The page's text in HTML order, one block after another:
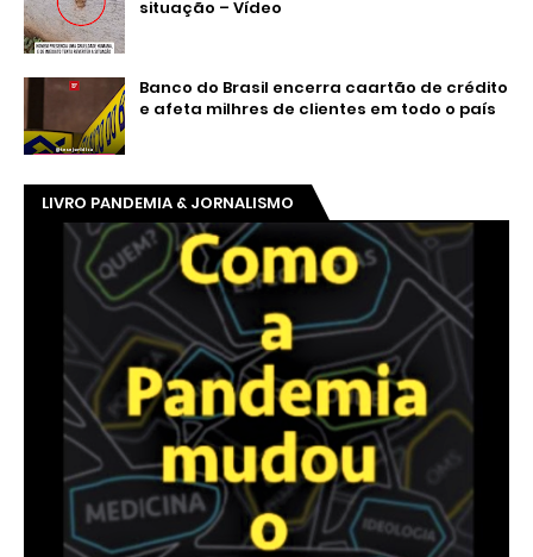
situação – Vídeo
Banco do Brasil encerra caartão de crédito
e afeta milhres de clientes em todo o país
LIVRO PANDEMIA & JORNALISMO